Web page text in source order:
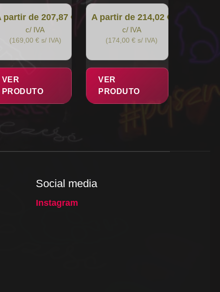
partir de 207,87 €
c/ IVA
(169,00 € s/ IVA)
VER
PRODUTO
A partir de 214,02 €
c/ IVA
(174,00 € s/ IVA)
VER
PRODUTO
Social media
Instagram